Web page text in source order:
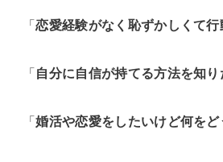
「恋愛経験がなく恥ずかしくて行
「 自分に自信が持てる方法を知り
「婚活や恋愛をしたいけど何を